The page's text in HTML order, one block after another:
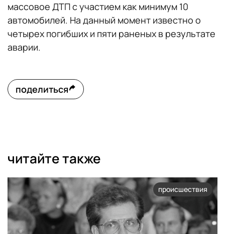
массовое ДТП с участием как минимум 10
автомобилей. На данный момент известно о
четырех погибших и пяти раненых в результате
аварии.
поделиться
читайте также
происшествия